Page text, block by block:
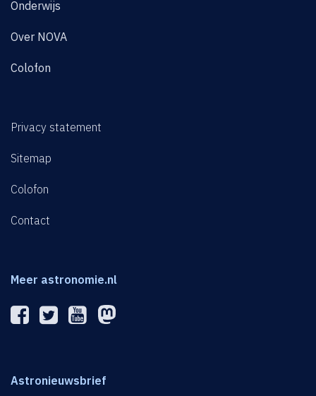
Onderwijs
Over NOVA
Colofon
Privacy statement
Sitemap
Colofon
Contact
Meer astronomie.nl
Astronieuwsbrief